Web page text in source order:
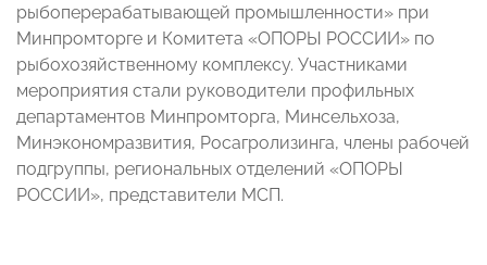
рыбоперерабатывающей промышленности» при
Минпромторге и Комитета «ОПОРЫ РОССИИ» по
рыбохозяйственному комплексу. Участниками
мероприятия стали руководители профильных
департаментов Минпромторга, Минсельхоза,
Минэкономразвития, Росагролизинга, члены рабочей
подгруппы, региональных отделений «ОПОРЫ
РОССИИ», представители МСП.